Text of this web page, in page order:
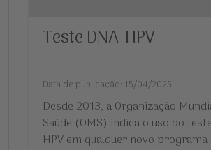
Teste DNA-HPV
Data de publicação: 15/04/2025
Desde 2013, a Organização
Saúde (OMS) indica o uso do
HPV em qualquer novo programa